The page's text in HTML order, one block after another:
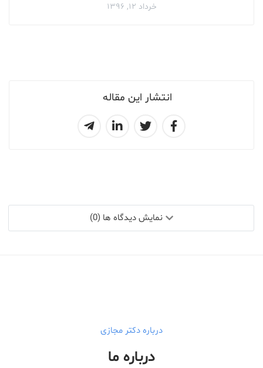
انتشار این مقاله
خرداد ۱۲, ۱۳۹۶
نمایش دیدگاه ها (0)
درباره دکتر مجازی
درباره ما